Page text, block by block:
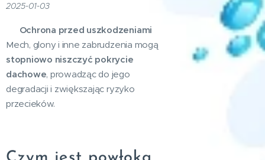
2025-01-03
Ochrona przed uszkodzeniami
Mech, glony i inne zabrudzenia mogą
stopniowo niszczyć pokrycie
dachowe, prowadząc do jego
degradacji i zwiększając ryzyko
przecieków.